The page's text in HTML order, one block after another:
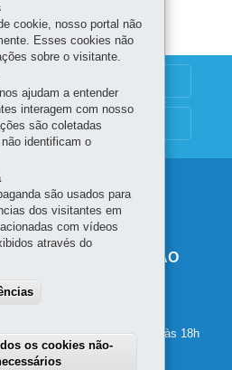
DA EDUCAÇÃO
Kennedy, 2511 - Guaíra
-Curitiba
segunda a sexta-feira, das 8h às 18h
cookie, nosso portal não
Esses cookies não
sobre o visitante.
ajudam a entender
interagem com nosso
são coletadas
identificam o
são usados para
dos visitantes em
com vídeos
através do
os cookies não-